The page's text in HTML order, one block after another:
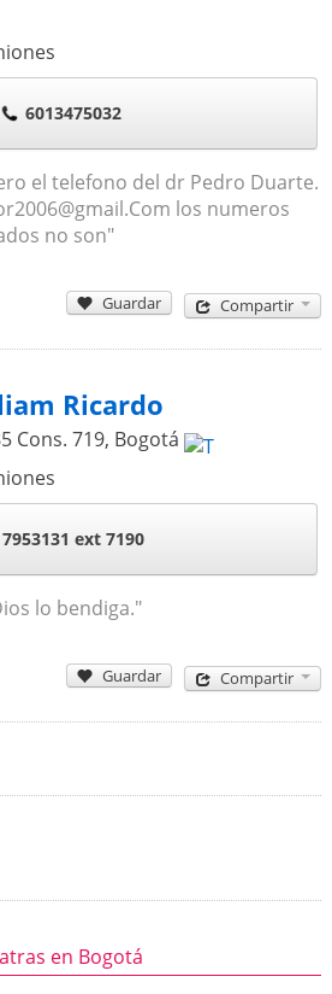
6013475032
el telefono del dr Pedro Duarte.
los numeros
no son"
Guardar Compartir
Ricardo
Cons. 719, Bogotá
7953131 ext 7190
lo bendiga."
Guardar Compartir
en Bogotá